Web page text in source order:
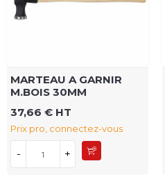
MARTEAU A GARNIR
M.BOIS 30MM
37,66 € HT
Prix pro, connectez-vous
- +